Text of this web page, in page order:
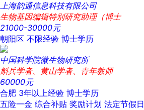
上海韵通信息科技有限公司
生物基因编辑特别研究助理（博士
21000-30000元
朝阳区 不限经验 博士学历
中国科学院微生物研究所
斛兵学者、黄山学者、青年教师
60000元
合肥 3年以上经验 博士学历
五险一金 综合补贴 奖励计划 法定节假日